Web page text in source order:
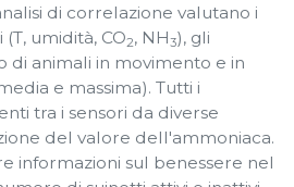
di correlazione valutano i
umidità, CO2, NH3), gli
di animali in movimento e in
e massima). Tutti i
tra i sensori da diverse
del valore dell'ammoniaca.
informazioni sul benessere nel